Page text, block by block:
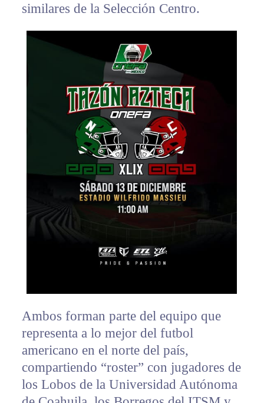
similares de la Selección Centro.
Ambos forman parte del equipo que
representa a lo mejor del futbol
americano en el norte del país,
compartiendo “roster” con jugadores de
los Lobos de la Universidad Autónoma